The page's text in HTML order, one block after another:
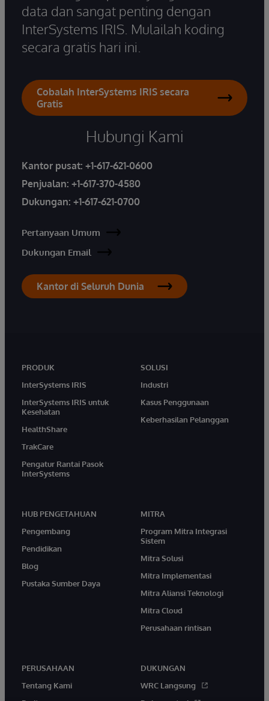
data dan sangat penting dengan
InterSystems IRIS. Mulailah koding
secara gratis hari ini.
Cobalah InterSystems IRIS secara
Gratis
Hubungi Kami
Kantor pusat: +1-617-621-0600
Penjualan: +1-617-370-4580
Dukungan: +1-617-621-0700
Pertanyaan Umum
Dukungan Email
Kantor di Seluruh Dunia
PRODUK
InterSystems IRIS
InterSystems IRIS untuk
Kesehatan
HealthShare
TrakCare
Pengatur Rantai Pasok
InterSystems
SOLUSI
Industri
Kasus Penggunaan
Keberhasilan Pelanggan
HUB PENGETAHUAN
Pengembang
Pendidikan
Blog
Pustaka Sumber Daya
MITRA
Program Mitra Integrasi
Sistem
Mitra Solusi
Mitra Implementasi
Mitra Aliansi Teknologi
Mitra Cloud
Perusahaan rintisan
PERUSAHAAN
Tentang Kami
DUKUNGAN
WRC Langsung